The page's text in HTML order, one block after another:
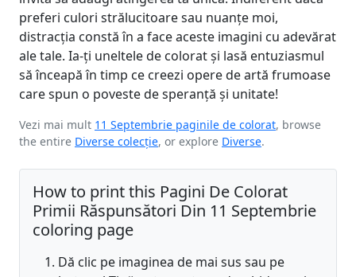
preferi culori strălucitoare sau nuanțe moi,
distracția constă în a face aceste imagini cu adevărat
ale tale. Ia-ți uneltele de colorat și lasă entuziasmul
să înceapă în timp ce creezi opere de artă frumoase
care spun o poveste de speranță și unitate!
Vezi mai mult 11 Septembrie paginile de colorat, browse
the entire Diverse colecție, or explore Diverse.
How to print this Pagini De Colorat
Primii Răspunsători Din 11 Septembrie
coloring page
Dă clic pe imaginea de mai sus sau pe